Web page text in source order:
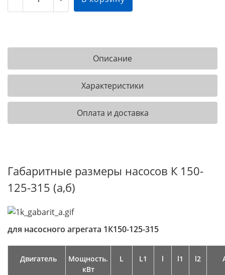
Описание
Характеристики
Оплата и доставка
Габаритные размеры насосов К 150-
125-315 (а,б)
для насосного агрегата 1К150-125-315
Двигатель
Мощность.
кВт
L L1 l l1 l2